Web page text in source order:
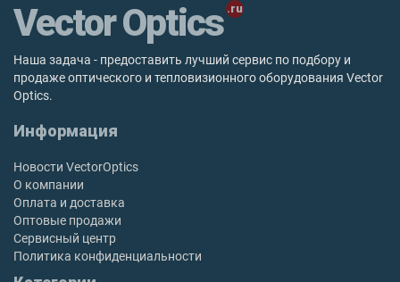
Vector Optics
Наша задача - предоставить лучший сервис по подбору и
продаже оптического и тепловизионного оборудования Vector
Optics.
Информация
Новости VectorOptics
О компании
Оплата и доставка
Оптовые продажи
Сервисный центр
Политика конфиденциальности